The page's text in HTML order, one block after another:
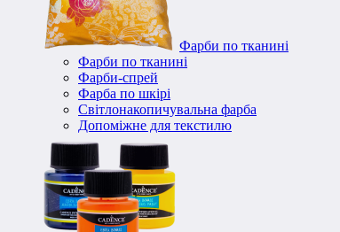
Фарби по тканині
Фарби по тканині
Фарби-спрей
Фарба по шкірі
Світлонакопичувальна фарба
Допоміжне для текстилю